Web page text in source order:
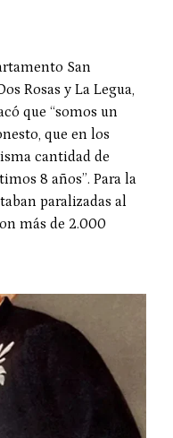
San
Rosas y La Legua,
que “somos un
que en los
cantidad de
8 años”. Para la
paralizadas al
más de 2.000